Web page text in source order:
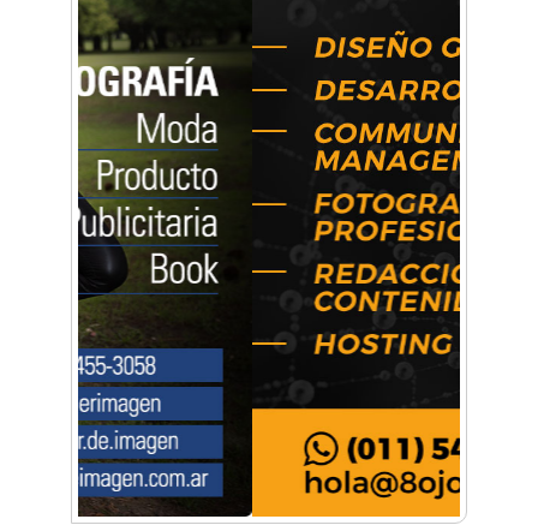
Artística ApasionArte
Artística Catalina
Artística Veral
BAIC Ramos Mejía
Brisé Estudio de Danzas
Buenos Aires Equipar